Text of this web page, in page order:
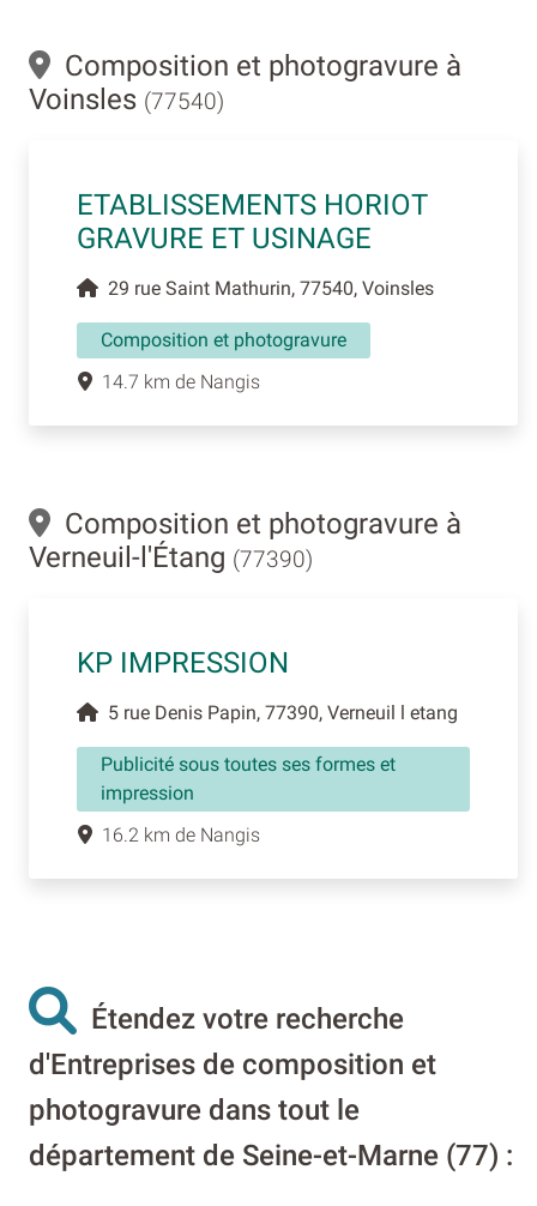
Composition et photogravure à
Voinsles (77540)
ETABLISSEMENTS HORIOT
GRAVURE ET USINAGE
29 rue Saint Mathurin, 77540, Voinsles
Composition et photogravure
14.7 km de Nangis
Composition et photogravure à
Verneuil-l'Étang (77390)
KP IMPRESSION
5 rue Denis Papin, 77390, Verneuil l etang
Publicité sous toutes ses formes et
impression
16.2 km de Nangis
Étendez votre recherche
d'Entreprises de composition et
photogravure dans tout le
département de Seine-et-Marne (77) :